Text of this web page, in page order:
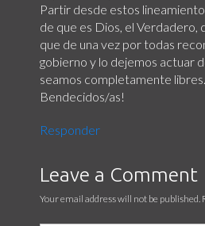
Partir desde estos
de que es Dios, el Verdadero,
que de una vez por todas
gobierno y lo dejemos actuar
seamos completamente libres.
Bendecidos/as!
Responder
Leave a Comment
Your email address will not be published.